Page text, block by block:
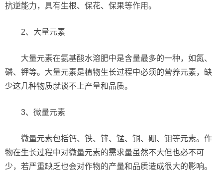
抗逆能力，具有生根、保花、保果等作用。
2、大量元素
大量元素在氨基酸水溶肥中是含量最多的一种，如氮、
磷、钾等。大量元素是植物生长过程中必须的营养元素，缺
少这几种物质就谈不上产量和品质。
3、微量元素
微量元素包括钙、铁、锌、锰、铜、硼、钼等元素。作
物在生长过程中对微量元素的需求量虽然不大但也必不可
少，若严重缺乏也会对作物的产量和品质造成很大的影响。